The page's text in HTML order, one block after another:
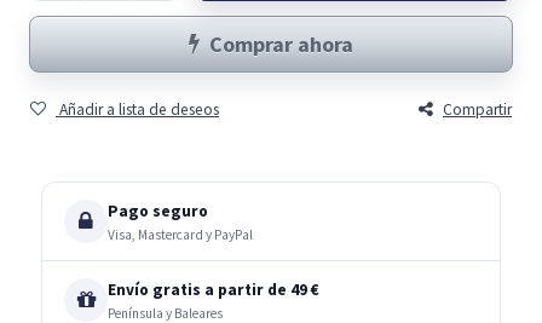
Comprar ahora
Añadir a lista de deseos Compartir
Pago seguro
Visa, Mastercard y PayPal
Envío gratis a partir de 49 €
Península y Baleares